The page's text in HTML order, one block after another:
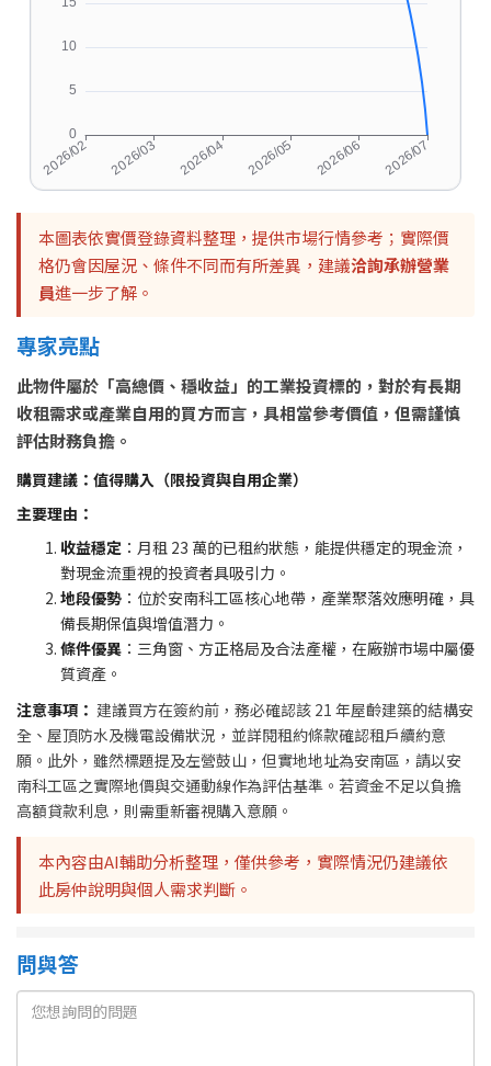
本圖表依實價登錄資料整理，提供市場行情參考；實際價
格仍會因屋況、條件不同而有所差異，建議洽詢承辦營業
員進一步了解。
專家亮點
此物件屬於「高總價、穩收益」的工業投資標的，對於有長期
收租需求或產業自用的買方而言，具相當參考價值，但需謹慎
評估財務負擔。
購買建議：值得購入（限投資與自用企業）
主要理由：
收益穩定 ：月租 23 萬的已租約狀態，能提供穩定的現金流，
對現金流重視的投資者具吸引力。
地段優勢 ：位於安南科工區核心地帶，產業聚落效應明確，具
備長期保值與增值潛力。
條件優異 ：三角窗、方正格局及合法產權，在廠辦市場中屬優
質資產。
注意事項： 建議買方在簽約前，務必確認該 21 年屋齡建築的結構安
全、屋頂防水及機電設備狀況，並詳閱租約條款確認租戶續約意
願。此外，雖然標題提及左營鼓山，但實地地址為安南區，請以安
南科工區之實際地價與交通動線作為評估基準。若資金不足以負擔
高額貸款利息，則需重新審視購入意願。
本內容由AI輔助分析整理，僅供參考，實際情況仍建議依
此房仲說明與個人需求判斷。
問與答